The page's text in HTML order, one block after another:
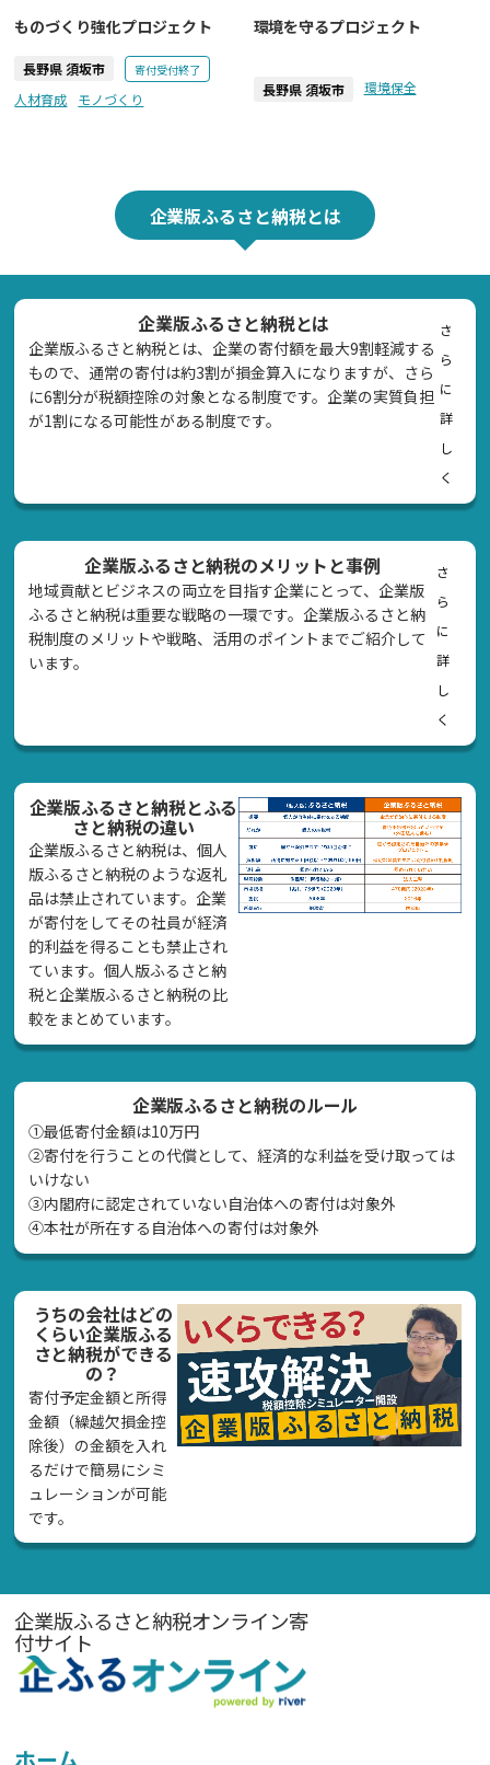
ものづくり強化プロジェクト
長野県 須坂市 寄付受付終了
人材育成 モノづくり
環境を守るプロジェクト
長野県 須坂市 環境保全
企業版ふるさと納税とは
企業版ふるさと納税とは
企業版ふるさと納税とは、企業の寄付額を最大9割軽減する
もので、通常の寄付は約3割が損金算入になりますが、さら
に6割分が税額控除の対象となる制度です。企業の実質負担
が1割になる可能性がある制度です。
さ
ら
に
詳
し
く
企業版ふるさと納税のメリットと事例
地域貢献とビジネスの両立を目指す企業にとって、企業版
ふるさと納税は重要な戦略の一環です。企業版ふるさと納
税制度のメリットや戦略、活用のポイントまでご紹介して
います。
さ
ら
に
詳
し
く
企業版ふるさと納税とふる
さと納税の違い
企業版ふるさと納税は、個人
版ふるさと納税のような返礼
品は禁止されています。企業
が寄付をしてその社員が経済
的利益を得ることも禁止され
ています。個人版ふるさと納
税と企業版ふるさと納税の比
較をまとめています。
企業版ふるさと納税のルール
①最低寄付金額は10万円
②寄付を行うことの代償として、経済的な利益を受け取っては
いけない
➂内閣府に認定されていない自治体への寄付は対象外
④本社が所在する自治体への寄付は対象外
うちの会社はどの
くらい企業版ふる
さと納税ができる
の？
寄付予定金額と所得
金額（繰越欠損金控
除後）の金額を入れ
るだけで簡易にシミ
ュレーションが可能
です。
企業版ふるさと納税オンライン寄
付サイト